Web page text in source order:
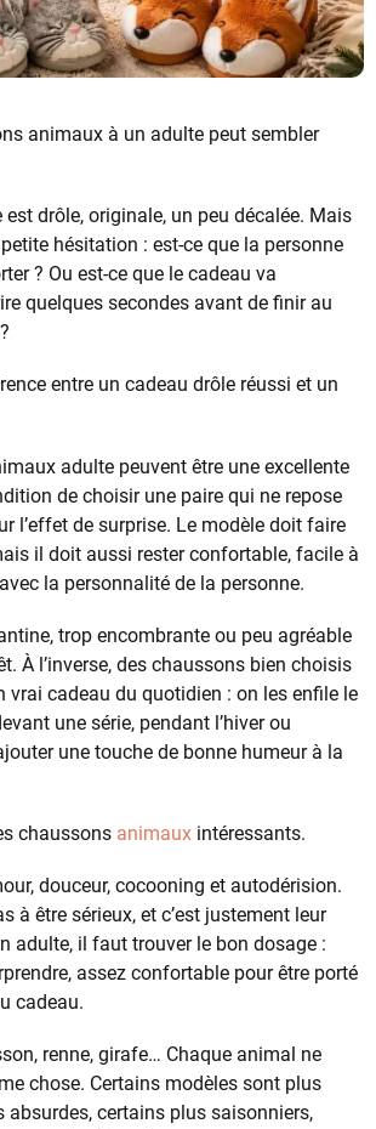
animaux à un adulte peut sembler
est drôle, originale, un peu décalée. Mais
hésitation : est-ce que la personne
? Ou est-ce que le cadeau va
quelques secondes avant de finir au
entre un cadeau drôle réussi et un
adulte peuvent être une excellente
de choisir une paire qui ne repose
l’effet de surprise. Le modèle doit faire
il doit aussi rester confortable, facile à
la personnalité de la personne.
trop encombrante ou peu agréable
À l’inverse, des chaussons bien choisis
vrai cadeau du quotidien : on les enfile le
une série, pendant l’hiver ou
une touche de bonne humeur à la
chaussons animaux intéressants.
douceur, cocooning et autodérision.
à être sérieux, et c’est justement leur
adulte, il faut trouver le bon dosage :
assez confortable pour être porté
cadeau.
renne, girafe… Chaque animal ne
chose. Certains modèles sont plus
absurdes, certains plus saisonniers,